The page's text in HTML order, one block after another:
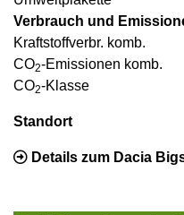
Verbrauch und
Kraftstoffverbr. komb.
CO2-Emissionen komb.
CO2-Klasse
Standort
Details zum Dacia